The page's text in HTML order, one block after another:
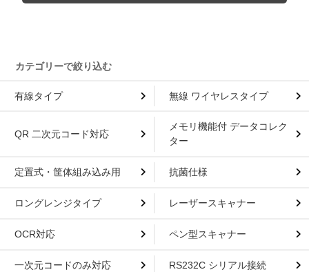
有線タイプ 無線 ワイヤレスタイプ
QR 二次元コード対応
メモリ機能付 データコレク
ター
定置式・筐体組み込み用 抗菌仕様
ロングレンジタイプ レーザースキャナー
OCR対応 ペン型スキャナー
一次元コードのみ対応 RS232C シリアル接続